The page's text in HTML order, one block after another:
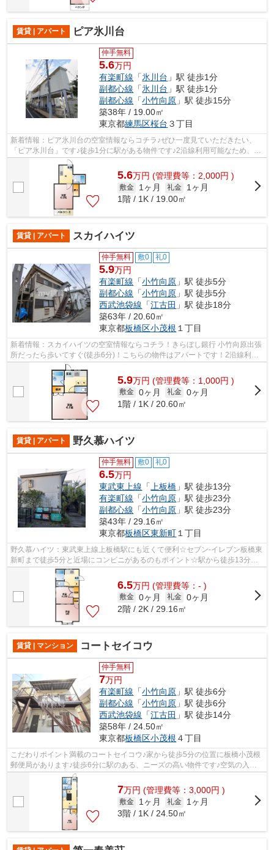
賃貸 | アパート ピア氷川台
仲手無料
5.6万円
有楽町線 「氷川台 」駅 徒歩1分
副都心線 「氷川台 」駅 徒歩1分
副都心線 「小竹向原 」駅 徒歩15分
築38年 / 19.00㎡
東京都練馬区桜台 ３丁目
新着情報：ピア氷川台の空室情報ならコチラ♪ぜひ一度見ていただきたい、
「ピア氷川台」です♪徒歩1分に駅がある物件です♪2沿線利用可能なため、電
車利用に便利なアパートです♪こちらの...
5.6万円 (管理費等：2,000円 )
敷金 1ヶ月 礼金
1ヶ月
1階 / 1K / 19.00㎡
賃貸 | アパート スカイハイツ
仲手無料 敷0 礼0
5.9万円
有楽町線 「小竹向原 」駅 徒歩5分
副都心線 「小竹向原 」駅 徒歩5分
西武池袋線 「江古田 」駅 徒歩18分
築63年 / 20.60㎡
東京都板橋区小茂根 １丁目
新着情報：スカイハイツの空室情報ならコチラ！きらぼし銀行 小竹向原出張
所だったら歩いてすぐ(徒歩6分)！こちらの物件はアパートです！2沿線利用
できる駅が近くにある、利便性の高い...
5.9万円 (管理費等：1,000円 )
敷金 0ヶ月 礼金 0ヶ月
1階 / 1K / 20.60㎡
賃貸 | アパート 野久慕ハイツ
仲手無料 敷0 礼0
6.5万円
東武東上線 「 上板橋 」駅 徒歩13分
有楽町線 「小竹向原 」駅 徒歩23分
副都心線 「小竹向原 」駅 徒歩23分
築43年 / 29.16㎡
東京都板橋区東新町 １丁目
野久慕ハイツ：東武東上線上板橋駅にも近くて便利☆セブン-イレブン板橋東
新町まで徒歩5分と近場にコンビニがあるのもポイント☆駅から徒歩13分の
ところにあるアパートはいかがでしょう...
6.5万円 (管理費等：- )
敷金 0ヶ月 礼金 0ヶ月
2階 / 2K / 29.16㎡
賃貸 | マンション コートセイコウ
仲手無料
7万円
有楽町線 「小竹向原 」駅 徒歩6分
副都心線 「小竹向原 」駅 徒歩6分
西武池袋線 「江古田 」駅 徒歩14分
築58年 / 24.50㎡
東京都板橋区小茂根 ４丁目
こだわりポイント満載のコートセイコウ♪家から徒歩5分の位置に板橋小茂根
郵便局があります♪徒歩6分に駅のある、ニーズの高い物件です♪空気の入れ
替えも簡単におこなえる通風良好のマン...
7万円 (管理費等：3,000円 )
敷金 1ヶ月 礼金
1ヶ月
3階 / 1K / 24.50㎡